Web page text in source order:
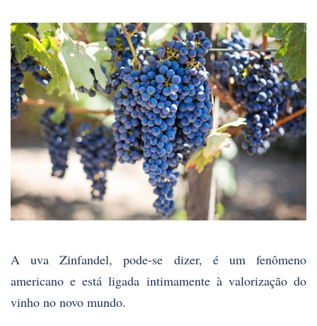
A uva Zinfandel, pode-se dizer, é um fenômeno
americano e está ligada intimamente à valorização do
vinho no novo mundo.